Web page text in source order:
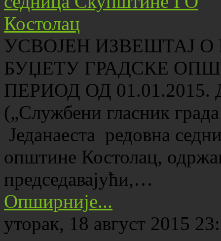
УСВОЈЕН ИЗВЕШТАЈ
БУЏЕТУ ГРАДСКЕ
ПЕРИОД ОД 01.01.2015.
(„Службени гласник
Једанаеста редовна
општине Костолац,
председавајући,…
Опширније...
уторак, 18 август 2015